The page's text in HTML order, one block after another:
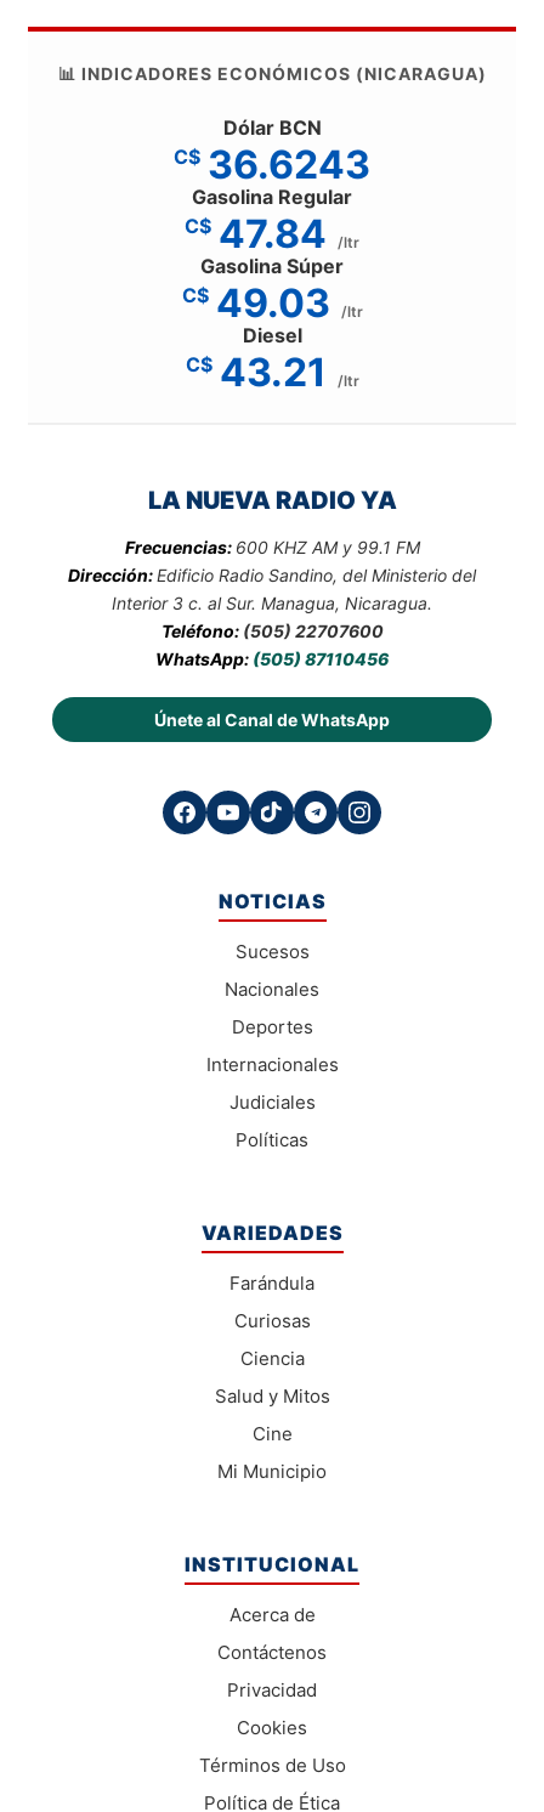
📊 INDICADORES ECONÓMICOS (NICARAGUA)
Dólar BCN
C$ 36.6243
Gasolina Regular
C$ 47.84 /ltr
Gasolina Súper
C$ 49.03 /ltr
Diesel
C$ 43.21 /ltr
LA NUEVA RADIO YA
Frecuencias: 600 KHZ AM y 99.1 FM
Dirección:Edificio Radio Sandino, del Ministerio del
Interior 3 c. al Sur. Managua, Nicaragua.
Teléfono: (505) 22707600
WhatsApp: (505) 87110456
Únete al Canal de WhatsApp
NOTICIAS
Sucesos
Nacionales
Deportes
Internacionales
Judiciales
Políticas
VARIEDADES
Farándula
Curiosas
Ciencia
Salud y Mitos
Cine
Mi Municipio
INSTITUCIONAL
Acerca de
Contáctenos
Privacidad
Cookies
Términos de Uso
Política de Ética